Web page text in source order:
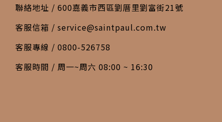
聯絡地址 / 600嘉義市西區劉厝里劉富街21號
客服信箱 / service@saintpaul.com.tw
客服專線 / 0800-526758
客服時間 / 周一~周六 08:00 ~ 16:30